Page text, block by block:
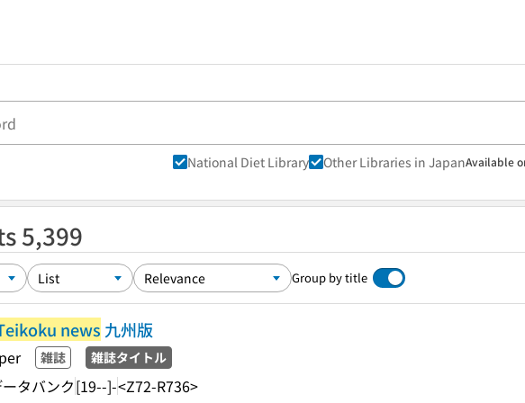
National Diet Library Other Libraries in JapanAvailable
5,399
Group by title
news 九州版
雑誌 雑誌タイトル
タバンク[19--]-<Z72-R736>